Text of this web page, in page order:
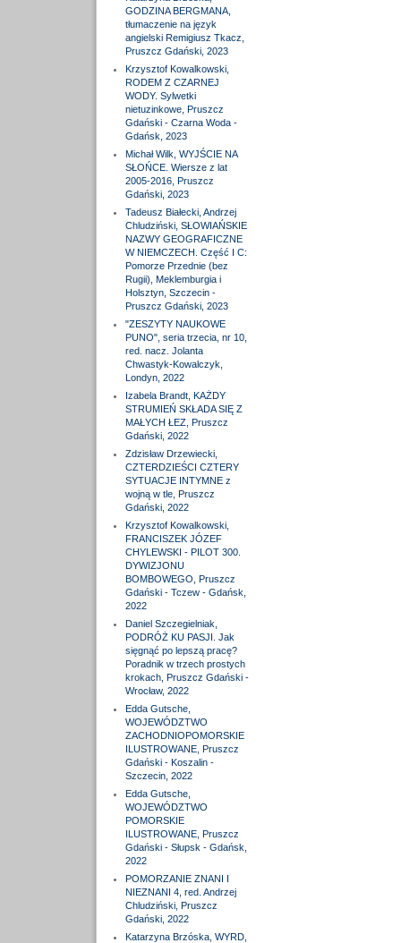
GODZINA BERGMANA,
tłumaczenie na język
angielski Remigiusz Tkacz,
Pruszcz Gdański, 2023
Krzysztof Kowalkowski,
RODEM Z CZARNEJ
WODY. Sylwetki
nietuzinkowe, Pruszcz
Gdański - Czarna Woda -
Gdańsk, 2023
Michał Wilk, WYJŚCIE NA
SŁOŃCE. Wiersze z lat
2005-2016, Pruszcz
Gdański, 2023
Tadeusz Białecki, Andrzej
Chludziński, SŁOWIAŃSKIE
NAZWY GEOGRAFICZNE
W NIEMCZECH. Część I C:
Pomorze Przednie (bez
Rugii), Meklemburgia i
Holsztyn, Szczecin -
Pruszcz Gdański, 2023
"ZESZYTY NAUKOWE
PUNO", seria trzecia, nr 10,
red. nacz. Jolanta
Chwastyk-Kowalczyk,
Londyn, 2022
Izabela Brandt, KAŻDY
STRUMIEŃ SKŁADA SIĘ Z
MAŁYCH ŁEZ, Pruszcz
Gdański, 2022
Zdzisław Drzewiecki,
CZTERDZIEŚCI CZTERY
SYTUACJE INTYMNE z
wojną w tle, Pruszcz
Gdański, 2022
Krzysztof Kowalkowski,
FRANCISZEK JÓZEF
CHYLEWSKI - PILOT 300.
DYWIZJONU
BOMBOWEGO, Pruszcz
Gdański - Tczew - Gdańsk,
2022
Daniel Szczegielniak,
PODRÓŻ KU PASJI. Jak
sięgnąć po lepszą pracę?
Poradnik w trzech prostych
krokach, Pruszcz Gdański -
Wrocław, 2022
Edda Gutsche,
WOJEWÓDZTWO
ZACHODNIOPOMORSKIE
ILUSTROWANE, Pruszcz
Gdański - Koszalin -
Szczecin, 2022
Edda Gutsche,
WOJEWÓDZTWO
POMORSKIE
ILUSTROWANE, Pruszcz
Gdański - Słupsk - Gdańsk,
2022
POMORZANIE ZNANI I
NIEZNANI 4, red. Andrzej
Chludziński, Pruszcz
Gdański, 2022
Katarzyna Brzóska, WYRD,